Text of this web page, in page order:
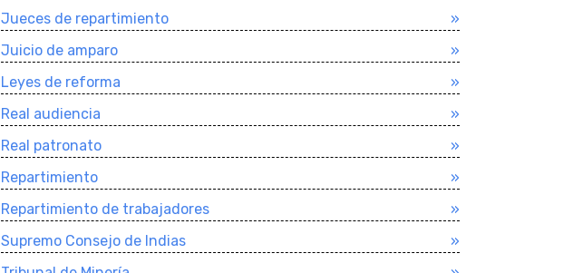
Jueces de repartimiento
»
Juicio de amparo
»
Leyes de reforma
»
Real audiencia
»
Real patronato
»
Repartimiento
»
Repartimiento de trabajadores
»
Supremo Consejo de Indias
»